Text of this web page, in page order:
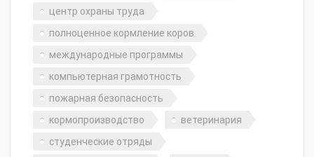
центр охраны труда
полноценное кормление коров
международные программы
компьютерная грамотность
пожарная безопасность
кормопроизводство
ветеринария
студенческие отряды